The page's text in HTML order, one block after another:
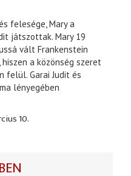
felesége, Mary a
játszottak. Mary 19
vált Frankenstein
a közönség szeret
felül. Garai Judit és
lényegében
10.